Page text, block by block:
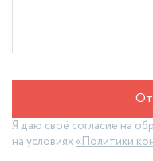
Я даю своё согласие на
на условиях«Политики